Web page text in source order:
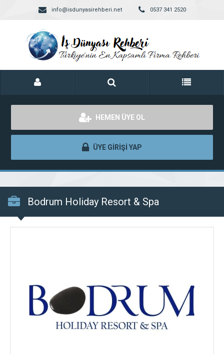
info@isdunyasirehberi.net 0537 341 2520
HEMEN ÜYE OL
ÜYE GİRİŞİ YAP
Bodrum Holiday Resort & Spa